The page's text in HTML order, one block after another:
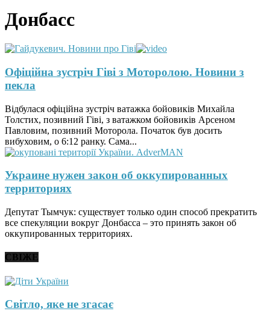
Донбасс
Офіційна зустріч Гіві з Моторолою. Новини з
пекла
Відбулася офіційна зустріч ватажка бойовиків Михайла
Толстих, позивний Гіві, з ватажком бойовиків Арсеном
Павловим, позивний Моторола. Початок був досить
вибуховим, о 6:12 ранку. Сама...
Украине нужен закон об оккупированных
территориях
Депутат Тымчук: существует только один способ прекратить
все спекуляции вокруг Донбасса – это принять закон об
оккупированных территориях.
СВІЖЕ
Світло, яке не згасає